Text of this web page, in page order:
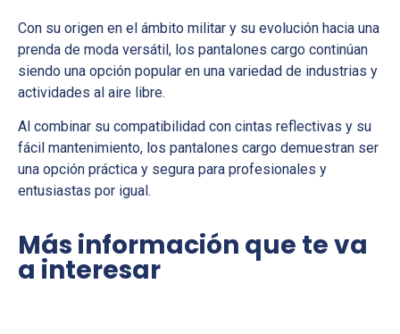
Con su origen en el ámbito militar y su evolución hacia una
prenda de moda versátil, los pantalones cargo continúan
siendo una opción popular en una variedad de industrias y
actividades al aire libre.
Al combinar su compatibilidad con cintas reflectivas y su
fácil mantenimiento, los pantalones cargo demuestran ser
una opción práctica y segura para profesionales y
entusiastas por igual.
Más información que te va
a interesar